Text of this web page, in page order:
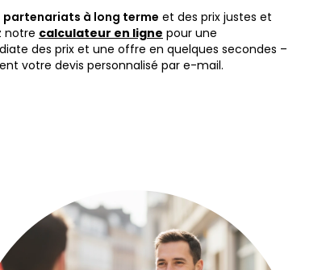
partenariats à long terme et des prix justes et
notre calculateur en ligne pour une
des prix et une offre en quelques secondes –
votre devis personnalisé par e-mail.